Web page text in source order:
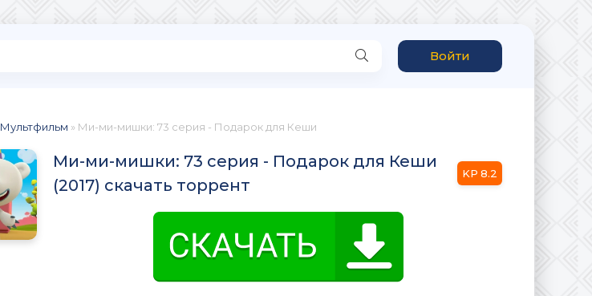
Войти
Мультфильм » Ми-ми-мишки: 73 серия - Подарок для Кеши
Ми-ми-мишки: 73 серия - Подарок для Кеши
(2017) скачать торрент
8.2